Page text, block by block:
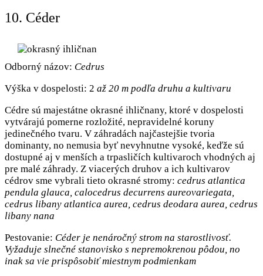
10. Céder
Odborný názov: Cedrus
Výška v dospelosti: 2 až 20 m podľa druhu a kultivaru
Cédre sú majestátne okrasné ihličnany, ktoré v dospelosti
vytvárajú pomerne rozložité, nepravidelné koruny
jedinečného tvaru. V záhradách najčastejšie tvoria
dominanty, no nemusia byť nevyhnutne vysoké, keďže sú
dostupné aj v menších a trpasličích kultivaroch vhodných aj
pre malé záhrady. Z viacerých druhov a ich kultivarov
cédrov sme vybrali tieto okrasné stromy: cedrus atlantica
pendula glauca, calocedrus decurrens aureovariegata,
cedrus libany atlantica aurea, cedrus deodara aurea, cedrus
libany nana
Pestovanie: Céder je nenáročný strom na starostlivosť.
Vyžaduje slnečné stanovisko s nepremokrenou pôdou, no
inak sa vie prispôsobiť miestnym podmienkam